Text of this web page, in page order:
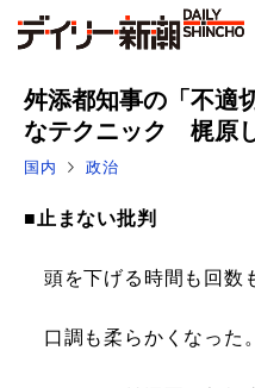
舛添都知事の「不適
なテクニック 梶原
国内 政治
■止まない批判
頭を下げる時間も回数
口調も柔らかくなった。